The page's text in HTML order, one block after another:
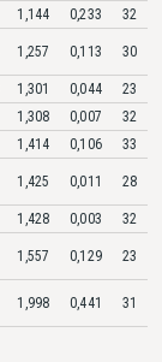
1,144 0,233 32
1,257 0,113 30
1,301 0,044
23
1,308 0,007
32
1,414 0,106 33
1,425 0,011 28
1,428 0,003 32
1,557 0,129 23
1,998 0,441
31